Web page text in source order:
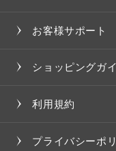
お客様サポート
ショッピングガ
利用規約
プライバシーポ